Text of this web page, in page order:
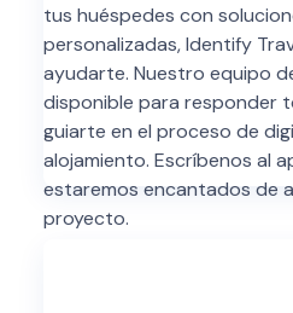
tus huéspedes con
personalizadas, Identify
ayudarte. Nuestro equipo
disponible para responder
guiarte en el proceso de
alojamiento. Escríbenos al
estaremos encantados de
proyecto.